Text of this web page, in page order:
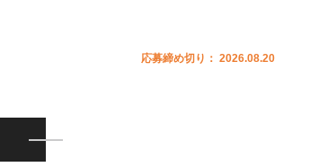
応募締め切り： 2026.08.20